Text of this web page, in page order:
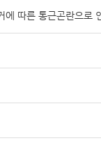
에 따른 통근곤란으로